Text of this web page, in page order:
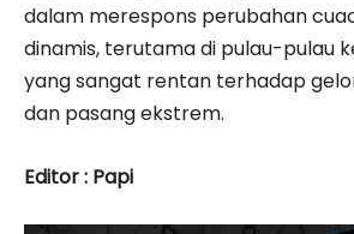
dalam merespons perubahan
dinamis, terutama di pulau-pulau
yang sangat rentan terhadap
dan pasang ekstrem.
Editor : Papi